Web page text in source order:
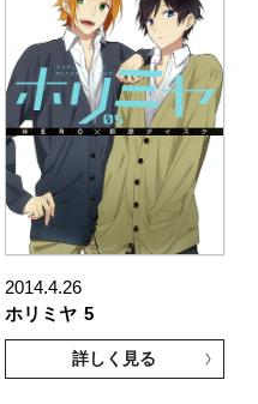
2014.4.26
ホリミヤ 5
詳しく見る